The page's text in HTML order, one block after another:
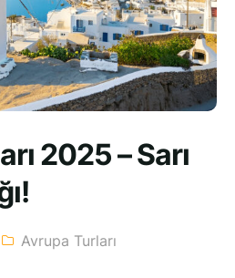
2025 – Sarı
Avrupa Turları